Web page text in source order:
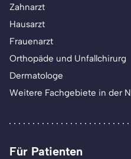
Zahnarzt
Hausarzt
Frauenarzt
Orthopäde und Unfallchirurg
Dermatologe
Weitere Fachgebiete in der
Für Patienten